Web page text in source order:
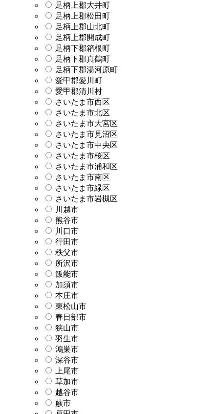
足柄上郡大井町
足柄上郡松田町
足柄上郡山北町
足柄上郡開成町
足柄下郡箱根町
足柄下郡真鶴町
足柄下郡湯河原町
愛甲郡愛川町
愛甲郡清川村
さいたま市西区
さいたま市北区
さいたま市大宮区
さいたま市見沼区
さいたま市中央区
さいたま市桜区
さいたま市浦和区
さいたま市南区
さいたま市緑区
さいたま市岩槻区
川越市
熊谷市
川口市
行田市
秩父市
所沢市
飯能市
加須市
本庄市
東松山市
春日部市
狭山市
羽生市
鴻巣市
深谷市
上尾市
草加市
越谷市
蕨市